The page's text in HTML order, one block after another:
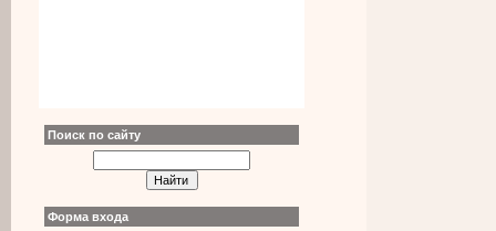
Поиск по сайту
Форма входа